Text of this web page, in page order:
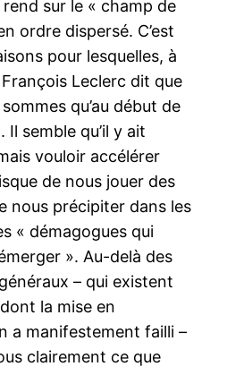
sur le « champ de
ordre dispersé. C’est
pour lesquelles, à
Leclerc dit que
qu’au début de
Il semble qu’il y ait
vouloir accélérer
de nous jouer des
nous précipiter dans les
« démagogues qui
». Au-delà des
– qui existent
la mise en
a manifestement failli –
clairement ce que